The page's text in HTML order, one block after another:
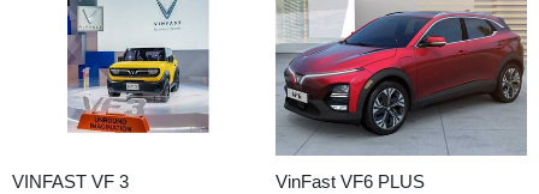
VINFAST VF 3 VinFast VF6 PLUS